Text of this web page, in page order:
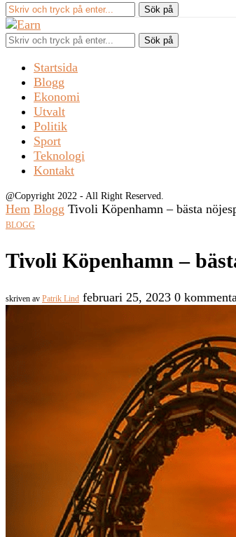
Sök på
Startsida
Blogg
Ekonomi
Utvalt
Politik
Sport
Teknologi
Kontakt
@Copyright 2022 - All Right Reserved.
Hem Blogg Tivoli Köpenhamn – bästa
BLOGG
Tivoli Köpenhamn –
skriven av Patrik Lind februari 25, 2023 0